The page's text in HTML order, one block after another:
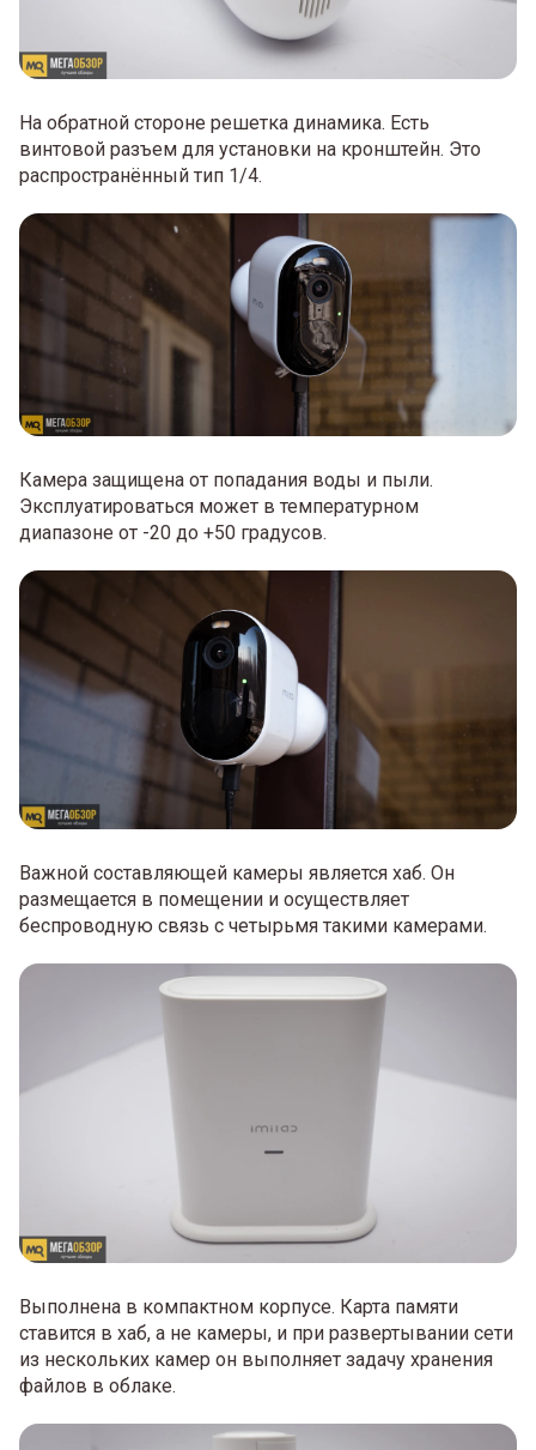
На обратной стороне решетка динамика. Есть
винтовой разъем для установки на кронштейн. Это
распространённый тип 1/4.
Камера защищена от попадания воды и пыли.
Эксплуатироваться может в температурном
диапазоне от -20 до +50 градусов.
Важной составляющей камеры является хаб. Он
размещается в помещении и осуществляет
беспроводную связь с четырьмя такими камерами.
Выполнена в компактном корпусе. Карта памяти
ставится в хаб, а не камеры, и при развертывании сети
из нескольких камер он выполняет задачу хранения
файлов в облаке.